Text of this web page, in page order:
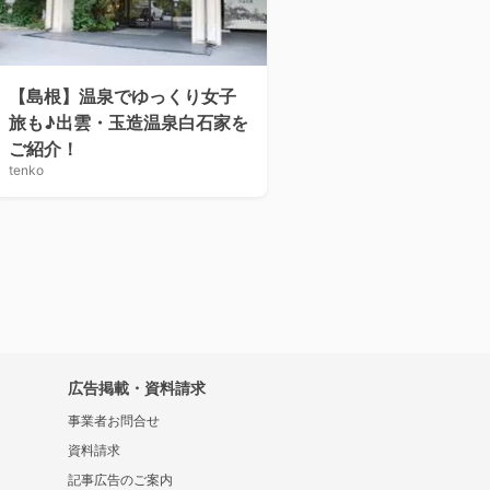
【島根】温泉でゆっくり女子
旅も♪出雲・玉造温泉白石家を
ご紹介！
tenko
広告掲載・資料請求
事業者お問合せ
資料請求
記事広告のご案内